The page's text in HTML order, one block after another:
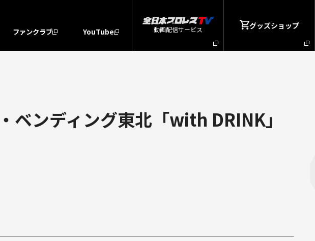
ファンクラブ YouTube 動画配信サービス グッズショップ
ベンディング東北「with DRINK」